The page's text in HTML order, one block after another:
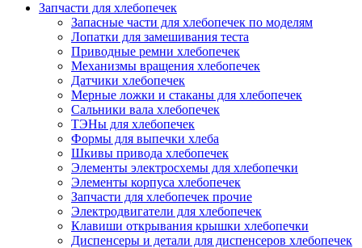
Запчасти для хлебопечек
Запасные части для хлебопечек по моделям
Лопатки для замешивания теста
Приводные ремни хлебопечек
Механизмы вращения хлебопечек
Датчики хлебопечек
Мерные ложки и стаканы для хлебопечек
Сальники вала хлебопечек
ТЭНы для хлебопечек
Формы для выпечки хлеба
Шкивы привода хлебопечек
Элементы электросхемы для хлебопечки
Элементы корпуса хлебопечек
Запчасти для хлебопечек прочие
Электродвигатели для хлебопечек
Клавиши открывания крышки хлебопечки
Диспенсеры и детали для диспенсеров хлебопечек